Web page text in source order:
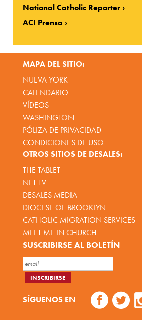
National Catholic Reporter
ACI Prensa
MAPA DEL SITIO:
NUEVA YORK
CALENDARIO
VÍDEOS
WASHINGTON
PÓLIZA DE PRIVACIDAD
CONDICIONES DE USO
OTROS SITIOS DE DESALES:
THE TABLET
NET TV
DESALES MEDIA
DIOCESE OF BROOKLYN
CATHOLIC MIGRATION SERVICES
MEET ME IN CHURCH
SUSCRIBIRSE AL BOLETÍN
SÍGUENOS EN